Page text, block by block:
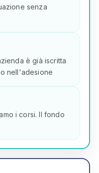
senza
è già iscritta
nell'adesione
i corsi. Il fondo